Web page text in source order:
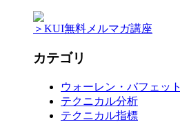
＞KUI無料メルマガ講座
カテゴリ
ウォーレン・バフェット
テクニカル分析
テクニカル指標